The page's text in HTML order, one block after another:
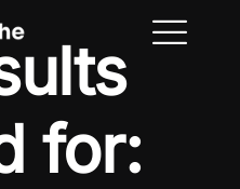
for: